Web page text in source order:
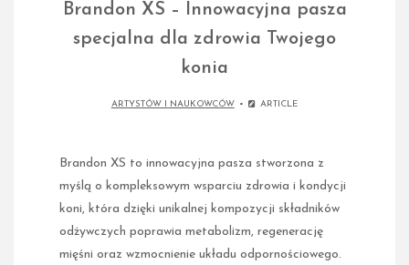
Brandon XS – Innowacyjna pasza
specjalna dla zdrowia Twojego
konia
ARTYSTÓW I NAUKOWCÓW ARTICLE
Brandon XS to innowacyjna pasza stworzona z
myślą o kompleksowym wsparciu zdrowia i kondycji
koni, która dzięki unikalnej kompozycji składników
odżywczych poprawia metabolizm, regenerację
mięśni oraz wzmocnienie układu odpornościowego.